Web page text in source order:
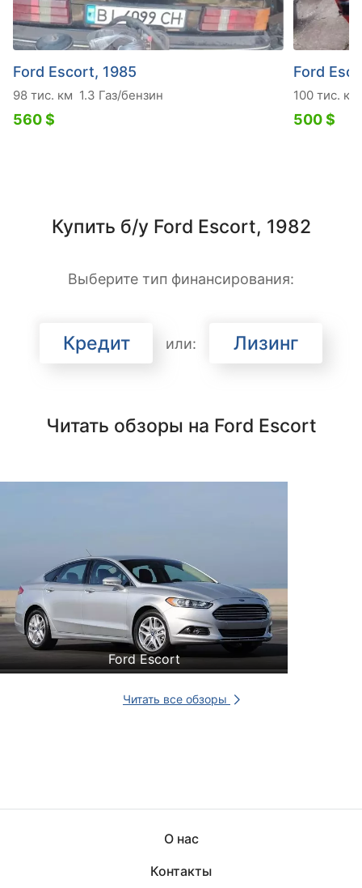
Ford Escort, 1985
98 тис. км 1.3 Газ/бензин
560 $
Ford
100 тис. км
500 $
Купить б/у Ford Escort, 1982
Выберите тип финансирования:
Кредит или: Лизинг
Читать обзоры на Ford Escort
Ford Escort
Читать все обзоры
О нас
Контакты